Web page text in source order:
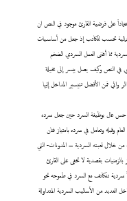
على فرضية القارئ موجود في النص ان
جمالية تحسب للكاتب إذ جعل من أساسيات
مما أغنى العمل السردي الضخم
في النص وكيف يصل بيسر إلى مخيلة
وائي فمن الأفضل تتيسير المداخل إليها
حس عال بوظيفة السرد حين جعل سرده
وقبله وتعامل في سرده بامتياز فنان
خلال لعبته السردية – المدونات- التي
بالزمنيات بقصدية لا تخفى على القارئ
سردية تتكاتف مع السرد في طموحه نحو
العديد من الأساليب السردية المتداولة